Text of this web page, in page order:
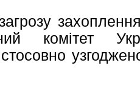
комітет